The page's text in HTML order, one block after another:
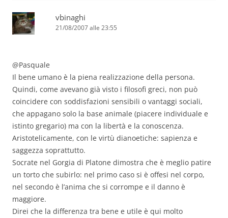
vbinaghi
21/08/2007 alle 23:55
@Pasquale
Il bene umano è la piena realizzazione della persona.
Quindi, come avevano già visto i filosofi greci, non può
coincidere con soddisfazioni sensibili o vantaggi sociali,
che appagano solo la base animale (piacere individuale e
istinto gregario) ma con la libertà e la conoscenza.
Aristotelicamente, con le virtù dianoetiche: sapienza e
saggezza soprattutto.
Socrate nel Gorgia di Platone dimostra che è meglio patire
un torto che subirlo: nel primo caso si è offesi nel corpo,
nel secondo è l’anima che si corrompe e il danno è
maggiore.
Direi che la differenza tra bene e utile è qui molto